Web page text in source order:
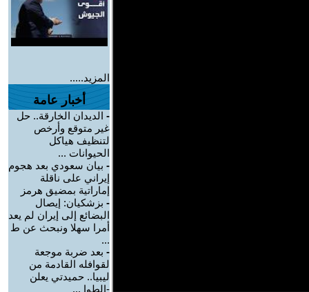
المزيد.....
أخبار عامة
- الديدان الخارقة.. حل
غير متوقع وأرخص
لتنظيف هياكل
الحيوانات ...
- بيان سعودي بعد هجوم
إيراني على ناقلة
إماراتية بمضيق هرمز
- بزشكيان: إيصال
البضائع إلى إيران لم يعد
أمرا سهلا ونبحث عن ط
...
- بعد ضربة موجعة
لقوافله القادمة من
ليبيا.. حميدتي يعلن
-الطوا ...